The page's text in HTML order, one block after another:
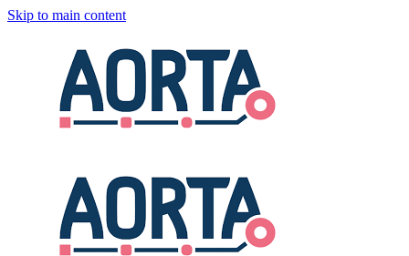
Skip to main content